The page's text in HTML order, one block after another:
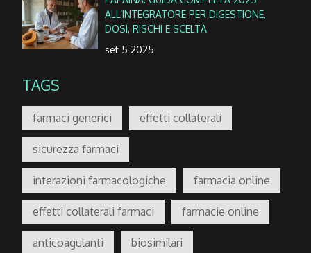
ALL’INTEGRATORE PER DIGESTIONE,
DOSI, RISCHI E SCELTA
set 5 2025
TAGS
farmaci generici effetti collaterali
sicurezza farmaci
interazioni farmacologiche farmacia online
effetti collaterali farmaci farmacie online
anticoagulanti biosimilari